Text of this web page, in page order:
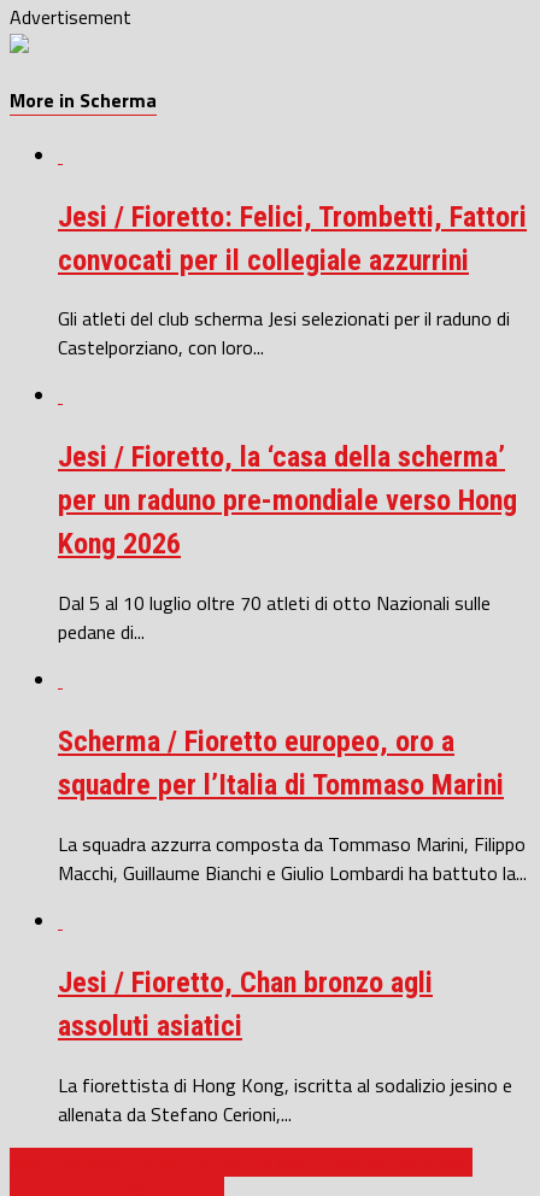
Advertisement
More in Scherma
Jesi / Fioretto: Felici, Trombetti, Fattori
convocati per il collegiale azzurrini
Gli atleti del club scherma Jesi selezionati per il raduno di
Castelporziano, con loro...
Jesi / Fioretto, la ‘casa della scherma’
per un raduno pre-mondiale verso Hong
Kong 2026
Dal 5 al 10 luglio oltre 70 atleti di otto Nazionali sulle
pedane di...
Scherma / Fioretto europeo, oro a
squadre per l’Italia di Tommaso Marini
La squadra azzurra composta da Tommaso Marini, Filippo
Macchi, Guillaume Bianchi e Giulio Lombardi ha battuto la...
Jesi / Fioretto, Chan bronzo agli
assoluti asiatici
La fiorettista di Hong Kong, iscritta al sodalizio jesino e
allenata da Stefano Cerioni,...